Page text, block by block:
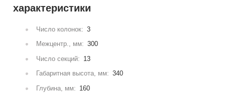
характеристики
Число колонок: 3
Межцентр., мм: 300
Число секций: 13
Габаритная высота, мм: 340
Глубина, мм: 160